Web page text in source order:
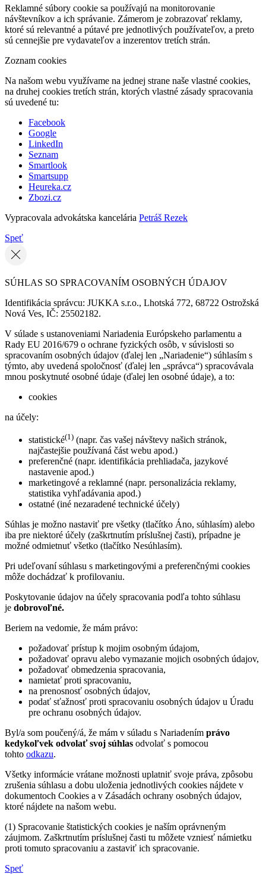
Reklamné súbory cookie sa používajú na monitorovanie
návštevníkov a ich správanie. Zámerom je zobrazovať reklamy,
ktoré sú relevantné a pútavé pre jednotlivých používateľov, a preto
sú cennejšie pre vydavateľov a inzerentov tretích strán.
Zoznam cookies
Na našom webu využívame na jednej strane naše vlastné cookies,
na druhej cookies tretích strán, ktorých vlastné zásady spracovania
sú uvedené tu:
Facebook
Google
LinkedIn
Seznam
Smartlook
Smartsupp
Heureka.cz
Zbozi.cz
Vypracovala advokátska kancelária Petráš Rezek
Speť
SÚHLAS SO SPRACOVANÍM OSOBNÝCH ÚDAJOV
Identifikácia správcu: JUKKA s.r.o., Lhotská 772, 68722 Ostrožská
Nová Ves, IČ: 25502182.
V súlade s ustanoveniami Nariadenia Európskeho parlamentu a
Rady EU 2016/679 o ochrane fyzických osôb, v súvislosti so
spracovaním osobných údajov (ďalej len „Nariadenie“) súhlasím s
týmto, aby uvedená spoločnosť (ďalej len „správca“) spracovávala
mnou poskytnuté osobné údaje (ďalej len osobné údaje), a to:
cookies
na účely:
statistické(1) (napr. čas vašej návštevy našich stránok,
najčastejšie používaná část webu apod.)
preferenčné (napr. identifikácia prehliadača, jazykové
nastavenie apod.)
marketingové a reklamné (napr. personalizácia reklamy,
statistika vyhľadávania apod.)
ostatné (iné nezaradené technické účely)
Súhlas je možno nastaviť pre všetky (tlačítko Áno, súhlasím) alebo
iba pre niektoré účely (zaškrtnutím príslušnej časti), prípadne je
možné odmietnuť všetko (tlačítko Nesúhlasím).
Pri udeľovaní súhlasu s marketingovými a preferenčnými cookies
môže dochádzať k profilovaniu.
Poskytovanie údajov na účely spracovania podľa tohto súhlasu
je dobrovoľné.
Beriem na vedomie, že mám právo:
požadovať prístup k mojim osobným údajom,
požadovať opravu alebo vymazanie mojich osobných údajov,
požadovať obmedzenia spracovania,
namietať proti spracovaniu,
na prenosnosť osobných údajov,
podať sťažnosť proti spracovaniu osobných údajov u Úradu
pre ochranu osobných údajov.
Byl/a som poučený/á, že mám v súladu s Nariadením právo
kedykoľvek odvolať svoj súhlas odvolať s pomocou
tohto odkazu.
Všetky informácie vrátane možnosti uplatniť svoje práva, zpôsobu
zrušenia súhlasu a dobu uloženia jednotlivých cookies nájdete v
dokumentoch Cookies a v Zásadách ochrany osobných údajov,
ktoré nájdete na našom webu.
(1) Spracovanie štatistických cookies je naším oprávneným
záujmom. Zaškrtnutím príslušnej časti tu môžete vzniesť námietku
proti tomuto spracovaniu a zastaviť ich spracovanie.
Speť